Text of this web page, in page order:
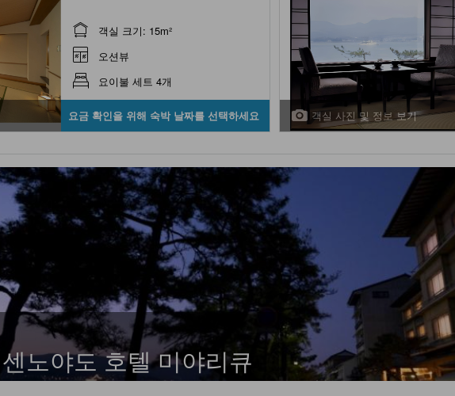
객실 크기: 15m²
오션뷰
요이불 세트 4개
요금 확인을 위해 숙박 날짜를 선택하세요 객실 사진 및 정보 보기
노야도 호텔 미야리큐